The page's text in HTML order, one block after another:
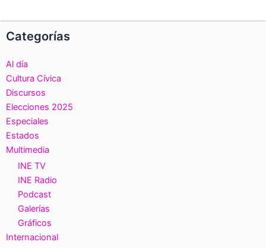
Categorías
Al día
Cultura Cívica
Discursos
Elecciones 2025
Especiales
Estados
Multimedia
INE TV
INE Radio
Podcast
Galerías
Gráficos
Internacional